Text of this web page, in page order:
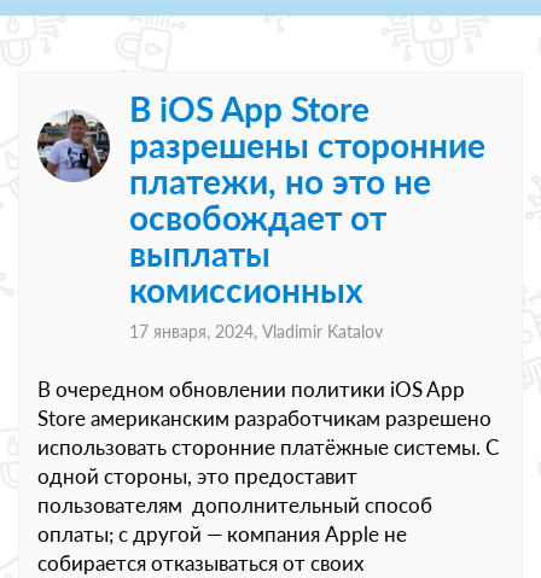
В iOS App Store
разрешены сторонние
платежи, но это не
освобождает от
выплаты
комиссионных
17 января, 2024, Vladimir Katalov
В очередном обновлении политики iOS App
Store американским разработчикам разрешено
использовать сторонние платёжные системы. С
одной стороны, это предоставит
пользователям дополнительный способ
оплаты; с другой — компания Apple не
собирается отказываться от своих